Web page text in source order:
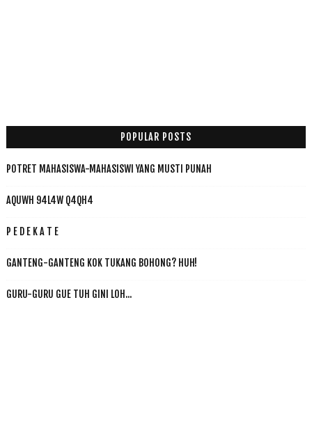
POPULAR POSTS
POTRET MAHASISWA-MAHASISWI YANG MUSTI PUNAH
AQUWH 94L4W Q4QH4
P E D E K A T E
GANTENG-GANTENG KOK TUKANG BOHONG? HUH!
GURU-GURU GUE TUH GINI LOH...